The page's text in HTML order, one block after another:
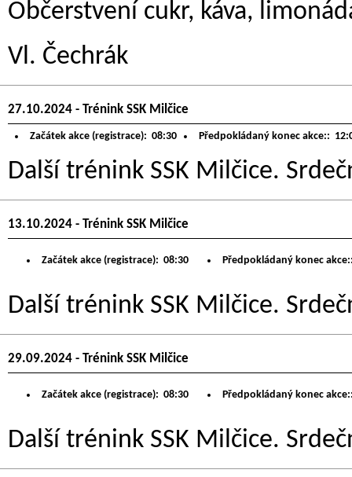
Občerstvení cukr, káva,
Vl. Čechrák
27.10.2024 - Trénink SSK Milčice
Začátek akce (registrace): 08:30 Předpokládaný konec akce::
Další trénink SSK Milčice.
13.10.2024 - Trénink SSK Milčice
Začátek akce (registrace): 08:30 Předpokládaný konec
Další trénink SSK Milčice.
29.09.2024 - Trénink SSK Milčice
Začátek akce (registrace): 08:30 Předpokládaný konec
Další trénink SSK Milčice.